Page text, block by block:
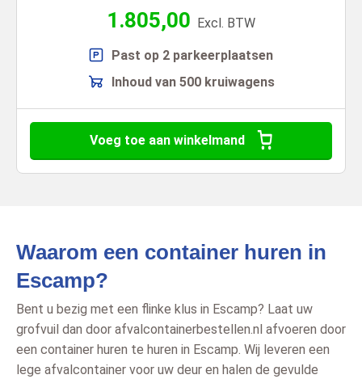
1.805,00 Excl. BTW
Past op 2 parkeerplaatsen
Inhoud van 500 kruiwagens
Voeg toe aan winkelmand
Waarom een container huren in
Escamp?
Bent u bezig met een flinke klus in Escamp? Laat uw
grofvuil dan door afvalcontainerbestellen.nl afvoeren door
een container huren te huren in Escamp. Wij leveren een
lege afvalcontainer voor uw deur en halen de gevulde